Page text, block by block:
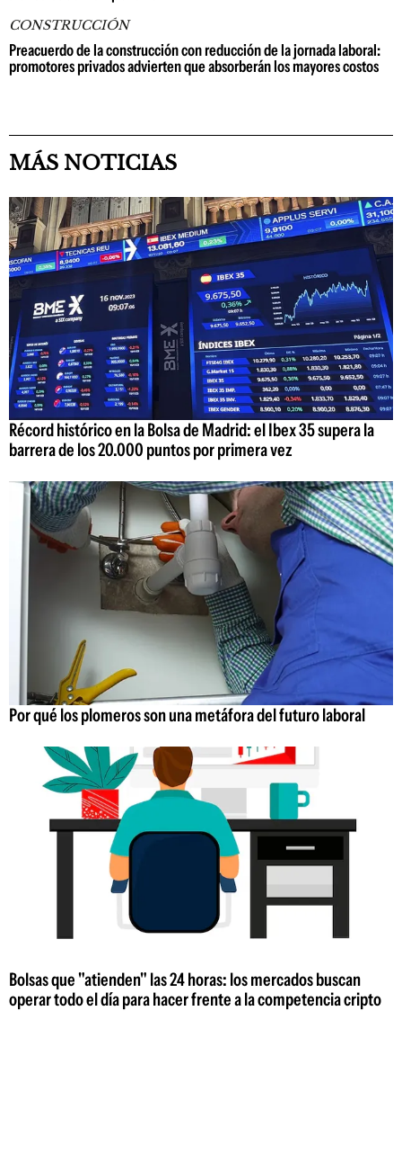
CONSTRUCCIÓN
Preacuerdo de la construcción con reducción de la jornada laboral:
promotores privados advierten que absorberán los mayores costos
MÁS NOTICIAS
Récord histórico en la Bolsa de Madrid: el Ibex 35 supera la
barrera de los 20.000 puntos por primera vez
Por qué los plomeros son una metáfora del futuro laboral
Bolsas que "atienden" las 24 horas: los mercados buscan
operar todo el día para hacer frente a la competencia cripto